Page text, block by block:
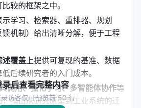
较的框架之中。
示学习、检索器、重排器、规划
机制）给出清晰分解，便于工程
述覆盖上提供可复现的基准、数据
后续研究者的入门成本。
调用、强化学习、多智能体协作等
指出从研究原型到工业系统的迁
录后查看完整内容
访客仅可预览前 50 行